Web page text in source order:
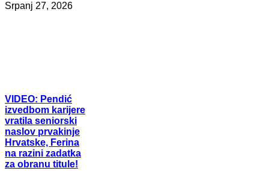
Srpanj 27, 2026
VIDEO: Pendić
izvedbom karijere
vratila seniorski
naslov prvakinje
Hrvatske, Ferina
na razini zadatka
za obranu titule!